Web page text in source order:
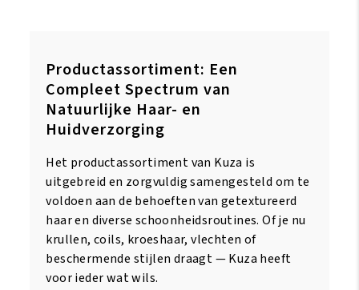
Productassortiment: Een
Compleet Spectrum van
Natuurlijke Haar- en
Huidverzorging
Het productassortiment van Kuza is
uitgebreid en zorgvuldig samengesteld om te
voldoen aan de behoeften van getextureerd
haar en diverse schoonheidsroutines. Of je nu
krullen, coils, kroeshaar, vlechten of
beschermende stijlen draagt — Kuza heeft
voor ieder wat wils.